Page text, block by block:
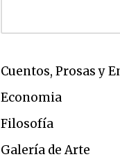
Cuentos, Prosas y
Economia
Filosofía
Galería de Arte